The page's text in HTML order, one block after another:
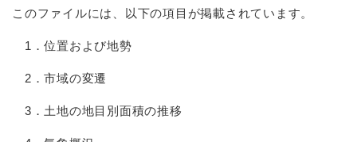
このファイルには、以下の項目が掲載されています。
1．位置および地勢
2．市域の変遷
3．土地の地目別面積の推移